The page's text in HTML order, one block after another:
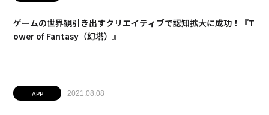
ゲームの世界観引き出すクリエイティブで認知拡大に成功！『T
ower of Fantasy（幻塔）』
APP 2021.08.08